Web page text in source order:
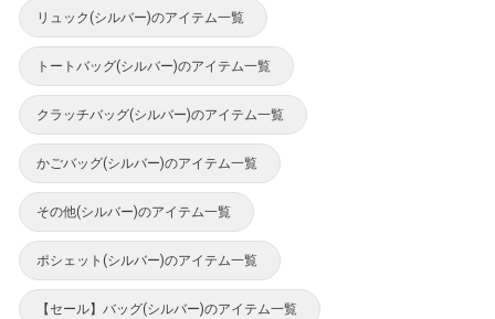
リュック(シルバー)のアイテム一覧
トートバッグ(シルバー)のアイテム一覧
クラッチバッグ(シルバー)のアイテム一覧
かごバッグ(シルバー)のアイテム一覧
その他(シルバー)のアイテム一覧
ポシェット(シルバー)のアイテム一覧
【セール】バッグ(シルバー)のアイテム一覧